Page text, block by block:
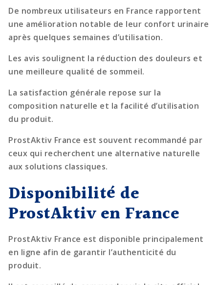
De nombreux utilisateurs en France rapportent
une amélioration notable de leur confort urinaire
après quelques semaines d’utilisation.
Les avis soulignent la réduction des douleurs et
une meilleure qualité de sommeil.
La satisfaction générale repose sur la
composition naturelle et la facilité d’utilisation
du produit.
ProstAktiv France est souvent recommandé par
ceux qui recherchent une alternative naturelle
aux solutions classiques.
Disponibilité de
ProstAktiv en France
ProstAktiv France est disponible principalement
en ligne afin de garantir l’authenticité du
produit.